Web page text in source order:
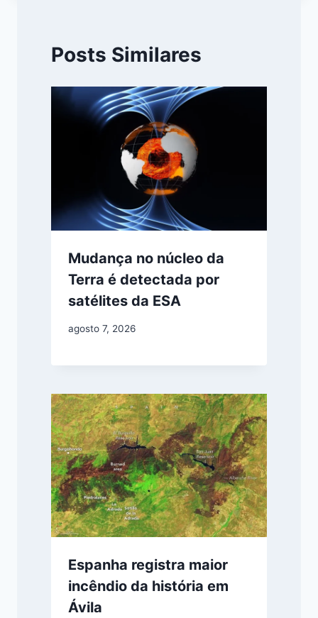
Posts Similares
Mudança no núcleo da
Terra é detectada por
satélites da ESA
agosto 7, 2026
Espanha registra maior
incêndio da história em
Ávila